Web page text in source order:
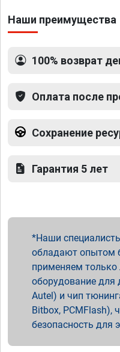
Наши преимущества
100% возврат
Оплата после
Сохранение
Гарантия 5 лет
Наши
обладают опытом
применяем только
оборудование для
Autel) и чип
Bitbox, PCMFlash),
безопасность для